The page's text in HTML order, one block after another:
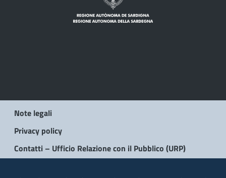
Note legali
Privacy policy
Contatti – Ufficio Relazione con il Pubblico (URP)